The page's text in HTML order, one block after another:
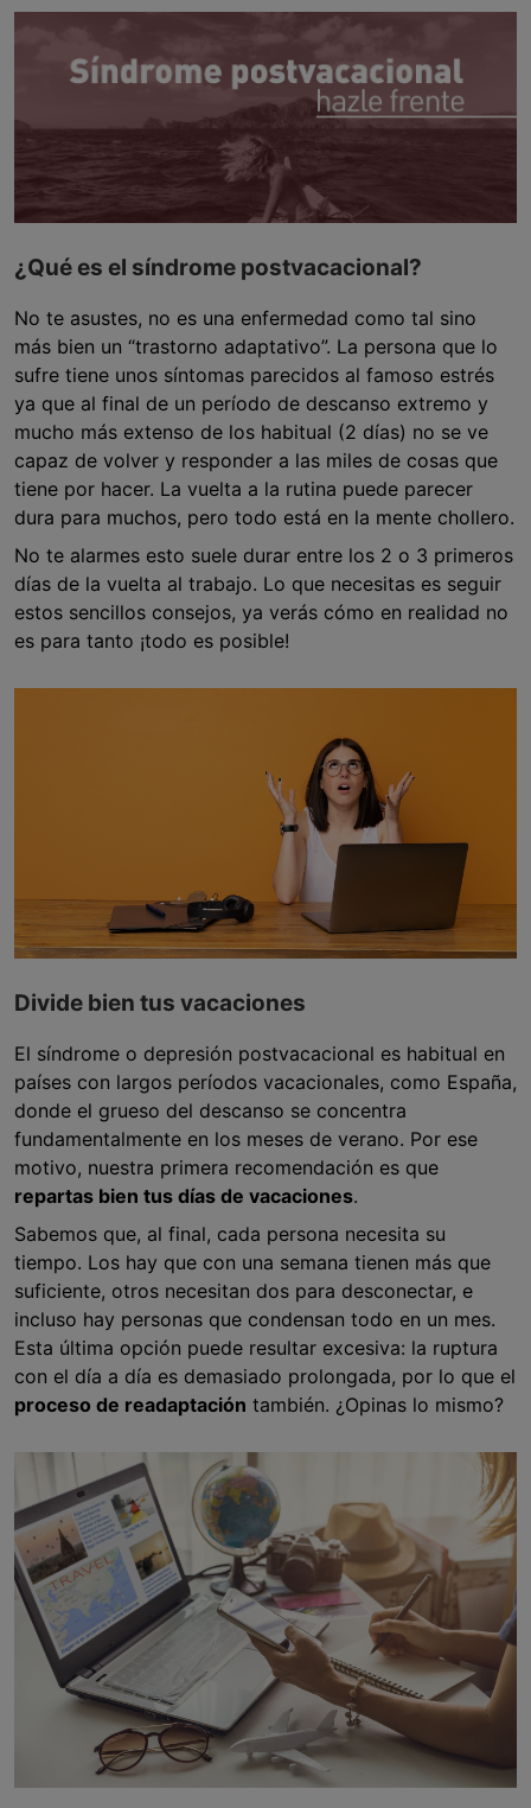
¿Qué es el síndrome postvacacional?
No te asustes, no es una enfermedad como tal sino
más bien un “trastorno adaptativo”. La persona que lo
sufre tiene unos síntomas parecidos al famoso estrés
ya que al final de un período de descanso extremo y
mucho más extenso de los habitual (2 días) no se ve
capaz de volver y responder a las miles de cosas que
tiene por hacer. La vuelta a la rutina puede parecer
dura para muchos, pero todo está en la mente chollero.
No te alarmes esto suele durar entre los 2 o 3 primeros
días de la vuelta al trabajo. Lo que necesitas es seguir
estos sencillos consejos, ya verás cómo en realidad no
es para tanto ¡todo es posible!
Divide bien tus vacaciones
El síndrome o depresión postvacacional es habitual en
países con largos períodos vacacionales, como España,
donde el grueso del descanso se concentra
fundamentalmente en los meses de verano. Por ese
motivo, nuestra primera recomendación es que
repartas bien tus días de vacaciones.
Sabemos que, al final, cada persona necesita su
tiempo. Los hay que con una semana tienen más que
suficiente, otros necesitan dos para desconectar, e
incluso hay personas que condensan todo en un mes.
Esta última opción puede resultar excesiva: la ruptura
con el día a día es demasiado prolongada, por lo que el
proceso de readaptación también. ¿Opinas lo mismo?